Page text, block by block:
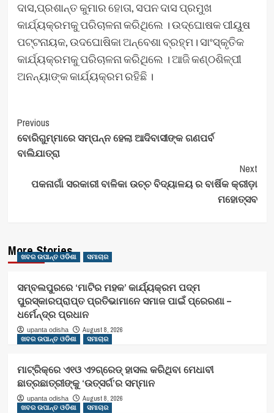
ଦାସ,ପ୍ରଶାନ୍ତ କୁମାର ହୋତା, ସପନ ଦାସ ପ୍ରମୁଖ
କାର୍ଯ୍ୟକ୍ରମକୁ ପରିଚାଳନା କରିଥିଲେ । ଉଦ୍‌ଘୋଷକ ପୀୟୁଷ
ପଟ୍ଟନାୟକ, ଉଦଘୋଷିକା ଅନ୍ବେଶା ବ୍ରହ୍ମ। ସାଂସ୍କୃତିକ
କାର୍ଯ୍ୟକ୍ରମକୁ ପରିଚାଳନା କରିଥିଲେ । ଆଜି କଣ୍ଠଶିଳ୍ପୀ
ଅନନ୍ୟାଙ୍କ କାର୍ଯ୍ୟକ୍ରମ ରହିଛି ।
Post
Navigation
Previous
ବୋରିଗୁମ୍ମାରେ ସମ୍ପନ୍ନ ହେଲା ଆଦିବାସୀଙ୍କ ଗଣପର୍ବ
ବାଲିଯାତ୍ରା
Next
ପକନାଗାଁ ସରକାରୀ ବାଳିକା ଉଚ୍ଚ ବିଦ୍ୟାଳୟ ର ବାର୍ଷିକ କ୍ରୀଡ଼ା
ମହୋତ୍ସବ
More Stories
ଖବର ଉପାନ୍ତ ଓଡିଶା ସମାଚାର
ସମ୍ବଲପୁରରେ ‘ମାଟିର ମହକ’ କାର୍ଯ୍ୟକ୍ରମ ପଦ୍ମ
ପୁରସ୍କାରପ୍ରାପ୍ତ ପ୍ରତିଭାମାନେ ସମାଜ ପାଇଁ ପ୍ରେରଣା –
ଧର୍ମେନ୍ଦ୍ର ପ୍ରଧାନ
upanta odisha
August 8, 2026
ଖବର ଉପାନ୍ତ ଓଡିଶା
ସମାଚାର
ମାଟ୍ରିକ୍‌ରେ ଏ୧ଓ ଏ୨ଗ୍ରେଡ୍‌ ହାସଲ କରିଥିବା ମେଧାବୀ
ଛାତ୍ରଛାତ୍ରୀଙ୍କୁ ‘ଉତ୍ସର୍ଗ’ର ସମ୍ମାନ
upanta odisha
August 8, 2026
ଖବର ଉପାନ୍ତ ଓଡିଶା
ସମାଚାର